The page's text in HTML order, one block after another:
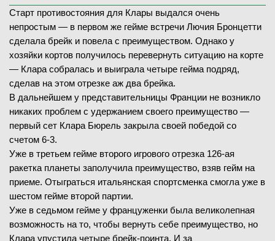
Старт противостояния для Клары выдался очень
непростым — в первом же гейме встречи Лючия Бронцетти
сделала брейк и повела с преимуществом. Однако у
хозяйки кортов получилось перевернуть ситуацию на корте
— Клара собралась и выиграла четыре гейма подряд,
сделав на этом отрезке аж два брейка.
В дальнейшем у представительницы Франции не возникло
никаких проблем с удержанием своего преимущество —
первый сет Клара Бюрель закрыла своей победой со
счетом 6-3.
Уже в третьем гейме второго игрового отрезка 126-ая
ракетка планеты заполучила преимущество, взяв гейм на
приеме. Отыграться итальянская спортсменка смогла уже в
шестом гейме второй партии.
Уже в седьмом гейме у француженки была великолепная
возможность на то, чтобы вернуть себе преимущество, но
Клара упустила четыре брейк-поинта. И за